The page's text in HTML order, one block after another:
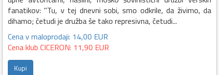
fanatikov: "Tu, v tej dnevni sobi, smo odkrile, da živimo, da
dihamo; četudi je družba še tako represivna, četudi...
Cena v maloprodaji: 14,00 EUR
Cena klub CICERON: 11,90 EUR
Kupi